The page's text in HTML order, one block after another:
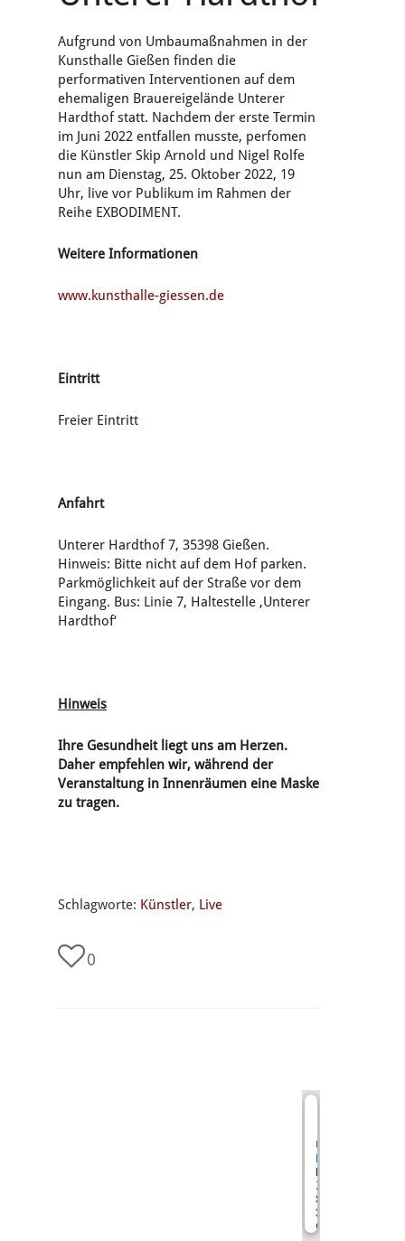
Aufgrund von Umbaumaßnahmen in der
Kunsthalle Gießen finden die
performativen Interventionen auf dem
ehemaligen Brauereigelände Unterer
Hardthof statt. Nachdem der erste Termin
im Juni 2022 entfallen musste, perfomen
die Künstler Skip Arnold und Nigel Rolfe
nun am Dienstag, 25. Oktober 2022, 19
Uhr, live vor Publikum im Rahmen der
Reihe EXBODIMENT.
Weitere Informationen
www.kunsthalle-giessen.de
Eintritt
Freier Eintritt
Anfahrt
Unterer Hardthof 7, 35398 Gießen.
Hinweis: Bitte nicht auf dem Hof parken.
Parkmöglichkeit auf der Straße vor dem
Eingang. Bus: Linie 7, Haltestelle ‚Unterer
Hardthof‘
Hinweis
Ihre Gesundheit liegt uns am Herzen.
Daher empfehlen wir, während der
Veranstaltung in Innenräumen eine Maske
zu tragen.
Schlagworte: Künstler, Live
0
Unterer
Hardthof
Paul-
Zipp-
Straße
35398
Gießen